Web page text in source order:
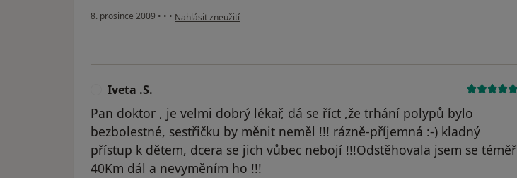
8. prosince 2009 • • • podle názoru uživatele Pacient
Nahlásit zneužití
Iveta .S.
Pan doktor , je velmi dobrý lékař, dá se říct ,že trhání polypů bylo
bezbolestné, sestřičku by měnit neměl !!! rázně-příjemná :-) kladný
přístup k dětem, dcera se jich vůbec nebojí !!!Odstěhovala jsem se téměř
40Km dál a nevyměním ho !!!